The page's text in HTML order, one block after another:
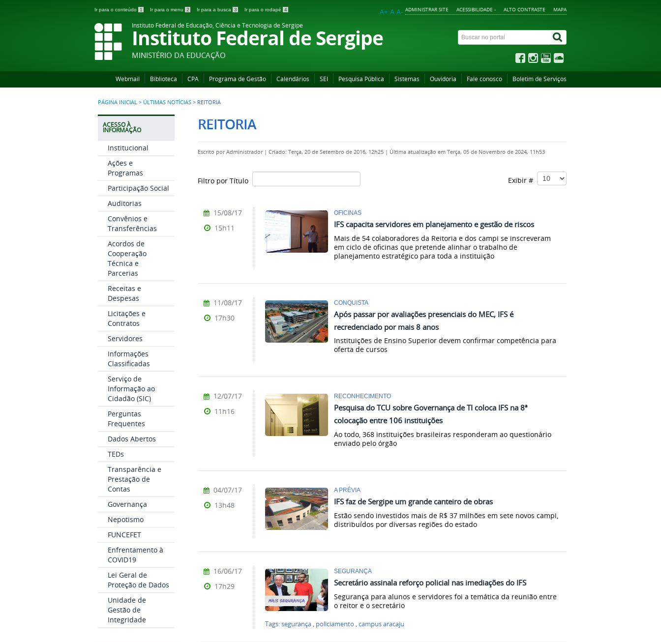
Ir para o conteúdo 1 Ir para o menu 2 Ir para a busca 3 Ir para o rodapé 4 ADMINISTRAR SITE ACESSIBILIDADE - ALTO CONTRASTE MAPA
A+ A A-
Instituto Federal de Educação, Ciência e Tecnologia de Sergipe
Instituto Federal de Sergipe
MINISTÉRIO DA EDUCAÇÃO
Webmail Biblioteca CPA Programa de Gestão Calendários SEI Pesquisa Pública Sistemas Ouvidoria Fale conosco Boletim de Serviços
PÁGINA INICIAL > ÚLTIMAS NOTÍCIAS > REITORIA
ACESSO À
INFORMAÇÃO
Institucional
Ações e
Programas
Participação Social
Auditorias
Convênios e
Transferências
Acordos de
Cooperação
Técnica e
Parcerias
Receitas e
Despesas
Licitações e
Contratos
Servidores
Informações
Classificadas
Serviço de
Informação ao
Cidadão (SIC)
Perguntas
Frequentes
Dados Abertos
TEDs
Transparência e
Prestação de
Contas
Governança
Nepotismo
FUNCEFET
Enfrentamento à
COVID19
Lei Geral de
Proteção de Dados
Unidade de
Gestão de
Integridade
REITORIA
Escrito porAdministrador | Criado: Terça, 20 de Setembro de 2016, 12h25 | Última atualização em Terça, 05 de Novembro de 2024, 11h53
Filtro por Título Exibir #
OFICINAS
IFS capacita servidores em planejamento e gestão de riscos
Mais de 54 colaboradores da Reitoria e dos campi se inscreveram
em ciclo de oficinas que pretende alinhar o trabalho de
planejamento estratégico para toda a instituição
15/08/17
15h11
CONQUISTA
Após passar por avaliações presenciais do MEC, IFS é
recredenciado por mais 8 anos
Instituições de Ensino Superior devem confirmar competência para
oferta de cursos
11/08/17
17h30
RECONHECIMENTO
Pesquisa do TCU sobre Governança de TI coloca IFS na 8ª
colocação entre 106 instituições
Ao todo, 368 instituições brasileiras responderam ao questionário
enviado pelo órgão
12/07/17
11h16
A PRÉVIA
IFS faz de Sergipe um grande canteiro de obras
Estão sendo investidos mais de R$ 37 milhões em sete novos campi,
distribuídos por diversas regiões do estado
04/07/17
13h48
SEGURANÇA
Secretário assinala reforço policial nas imediações do IFS
Segurança para alunos e servidores foi a temática da reunião entre
o reitor e o secretário
Tags:segurança , policiamento ,campus aracaju
16/06/17
17h29